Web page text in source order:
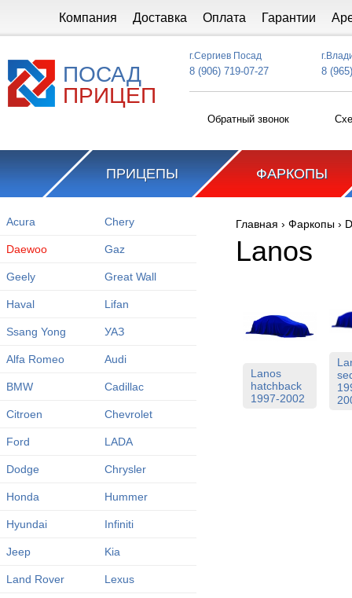
Компания Доставка Оплата Гарантии
ПОСАД
ПРИЦЕП
г.Сергиев Посад
8 (906) 719-07-27 8
Обратный звонок
ПРИЦЕПЫ ФАРКОПЫ
Acura Chery
Daewoo Gaz
Geely Great Wall
Haval Lifan
Ssang Yong УАЗ
Alfa Romeo Audi
BMW Cadillac
Citroen Chevrolet
Ford LADA
Dodge Chrysler
Honda Hummer
Hyundai Infiniti
Jeep Kia
Land Rover Lexus
Вы здесь
Главная › Фаркопы ›
Lanos
Lanos
hatchback
1997-2002